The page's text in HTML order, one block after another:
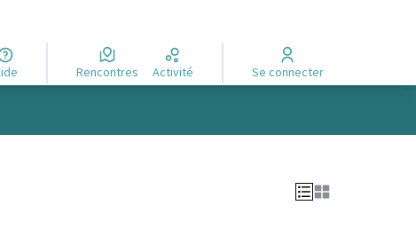
Aide Rencontres Activité Se connecter